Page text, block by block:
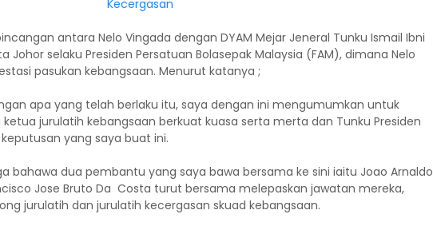
antara Nelo Vingada dengan DYAM Mejar Jeneral Tunku Ismail Ibni
Johor selaku Presiden Persatuan Bolasepak Malaysia (FAM), dimana Nelo
pasukan kebangsaan. Menurut katanya ;
apa yang telah berlaku itu, saya dengan ini mengumumkan untuk
jurulatih kebangsaan berkuat kuasa serta merta dan Tunku Presiden
yang saya buat ini.
bahawa dua pembantu yang saya bawa bersama ke sini iaitu Joao Arnaldo
Jose Bruto Da Costa turut bersama melepaskan jawatan mereka,
jurulatih dan jurulatih kecergasan skuad kebangsaan.